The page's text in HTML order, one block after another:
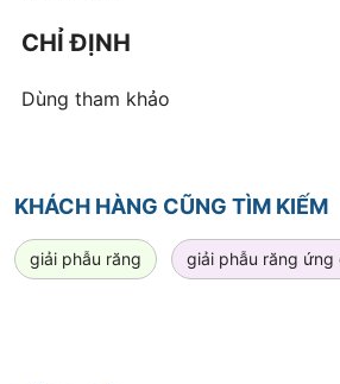
CHỈ ĐỊNH
Dùng tham khảo
KHÁCH HÀNG CŨNG TÌM KIẾM
giải phẫu răng giải phẫu răng ứng